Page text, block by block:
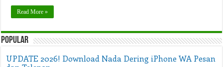
Read More »
Popular
UPDATE 2026! Download Nada Dering iPhone WA Pesan